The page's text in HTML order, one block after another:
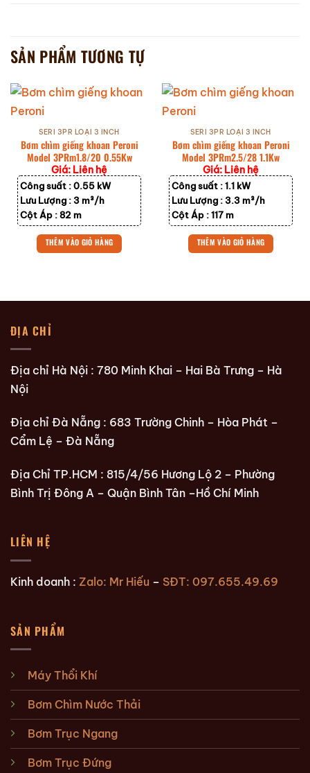
SẢN PHẨM TƯƠNG TỰ
SERI 3PR LOẠI 3 INCH
Bơm chìm giếng khoan Peroni
Model 3PRm1.8/20 0.55Kw
Giá: Liên hệ
Công suất :0.55 kW
Lưu Lượng : 3 m³/h
Cột Áp :82 m
THÊM VÀO GIỎ HÀNG
SERI 3PR LOẠI 3 INCH
Bơm chìm giếng khoan Peroni
Model 3PRm2.5/28 1.1Kw
Giá: Liên hệ
Công suất :1.1 kW
Lưu Lượng : 3.3 m³/h
Cột Áp :117 m
THÊM VÀO GIỎ HÀNG
ĐỊA CHỈ
Địa chỉ Hà Nội : 780 Minh Khai – Hai Bà Trưng – Hà
Nội
Địa chỉ Đà Nẵng : 683 Trường Chinh – Hòa Phát –
Cẩm Lệ – Đà Nẵng
Địa Chỉ TP.HCM : 815/4/56 Hương Lộ 2 – Phường
Bình Trị Đông A – Quận Bình Tân –Hồ Chí Minh
LIÊN HỆ
Kinh doanh : Zalo: Mr Hiếu – SĐT: 097.655.49.69
SẢN PHẨM
Máy Thổi Khí
Bơm Chìm Nước Thải
Bơm Trục Ngang
Bơm Trục Đứng